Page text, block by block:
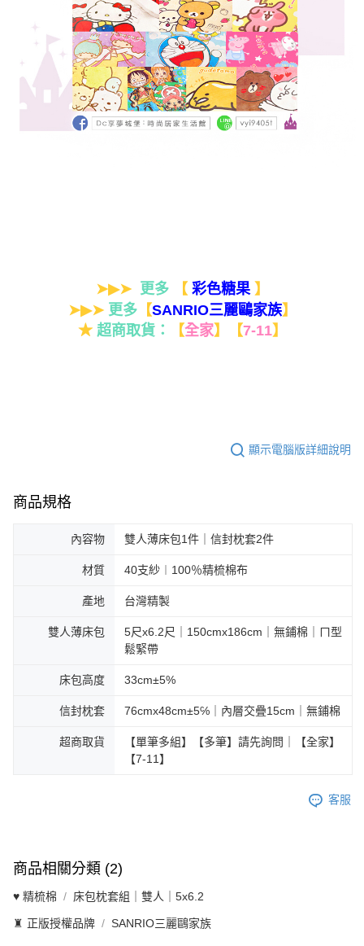
➤▶➤ 更多 【 彩色糖果 】
➤▶➤ 更多【SANRIO三麗鷗家族】
★ 超商取貨： 【全家】 【7-11】
顯示電腦版詳細說明
商品規格
內容物 雙人薄床包1件｜信封枕套2件
材質 40支紗︱100％精梳棉布
產地 台灣精製
雙人薄床包
5尺x6.2尺｜150cmx186cm｜無鋪棉｜ㄇ型
鬆緊帶
床包高度 33cm±5%
信封枕套 76cmx48cm±5℅｜內層交疊15cm｜無鋪棉
超商取貨
【單筆多組】【多筆】請先詢問｜【全家】
【7-11】
客服
商品相關分類 (2)
♥ 精梳棉 床包枕套組｜雙人｜5x6.2
♜ 正版授權品牌 SANRIO三麗鷗家族